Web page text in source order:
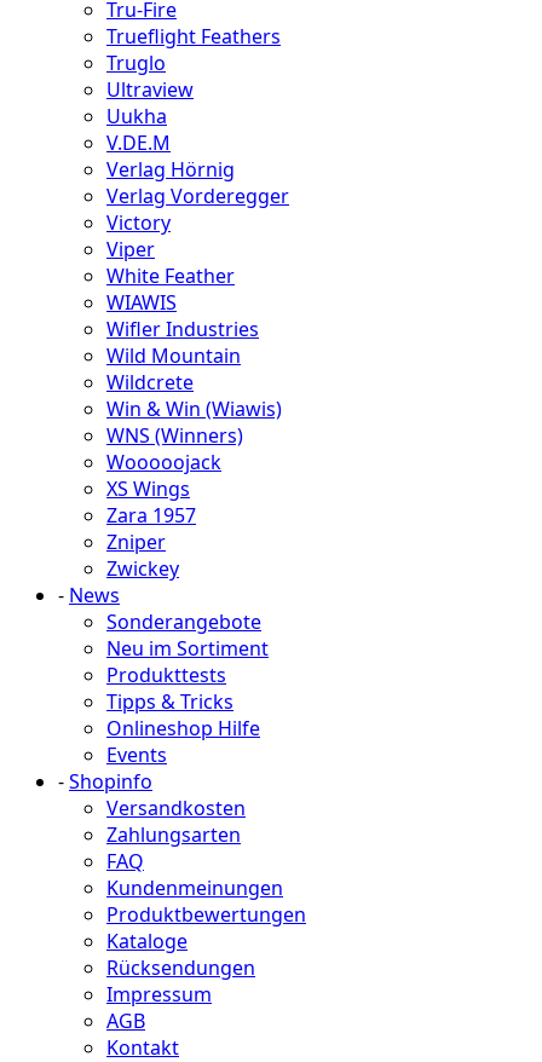
Tru-Fire
Trueflight Feathers
Truglo
Ultraview
Uukha
V.DE.M
Verlag Hörnig
Verlag Vorderegger
Victory
Viper
White Feather
WIAWIS
Wifler Industries
Wild Mountain
Wildcrete
Win & Win (Wiawis)
WNS (Winners)
Wooooojack
XS Wings
Zara 1957
Zniper
Zwickey
- News
Sonderangebote
Neu im Sortiment
Produkttests
Tipps & Tricks
Onlineshop Hilfe
Events
-Shopinfo
Versandkosten
Zahlungsarten
FAQ
Kundenmeinungen
Produktbewertungen
Kataloge
Rücksendungen
Impressum
AGB
Kontakt